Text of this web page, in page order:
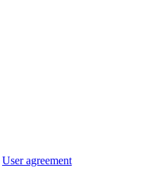
User agreement